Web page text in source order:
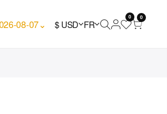
08-07⌄ $ USD FR
0 0